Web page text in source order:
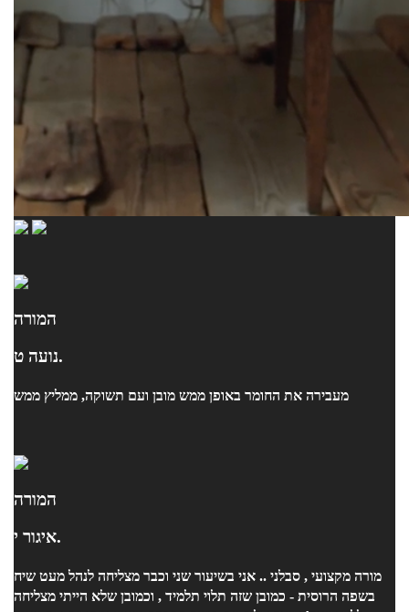
המורה
נועה ט.
מעבירה את החומר באופן ממש מובן ועם תשוקה, ממליץ ממש
המורה
איגור י.
מורה מקצועי , סבלני .. אני בשיעור שני וכבר מצליחה לנהל מעט שיח
בשפה הרוסית - כמובן שזה תלוי תלמיד , וכמובן שלא הייתי מצליחה